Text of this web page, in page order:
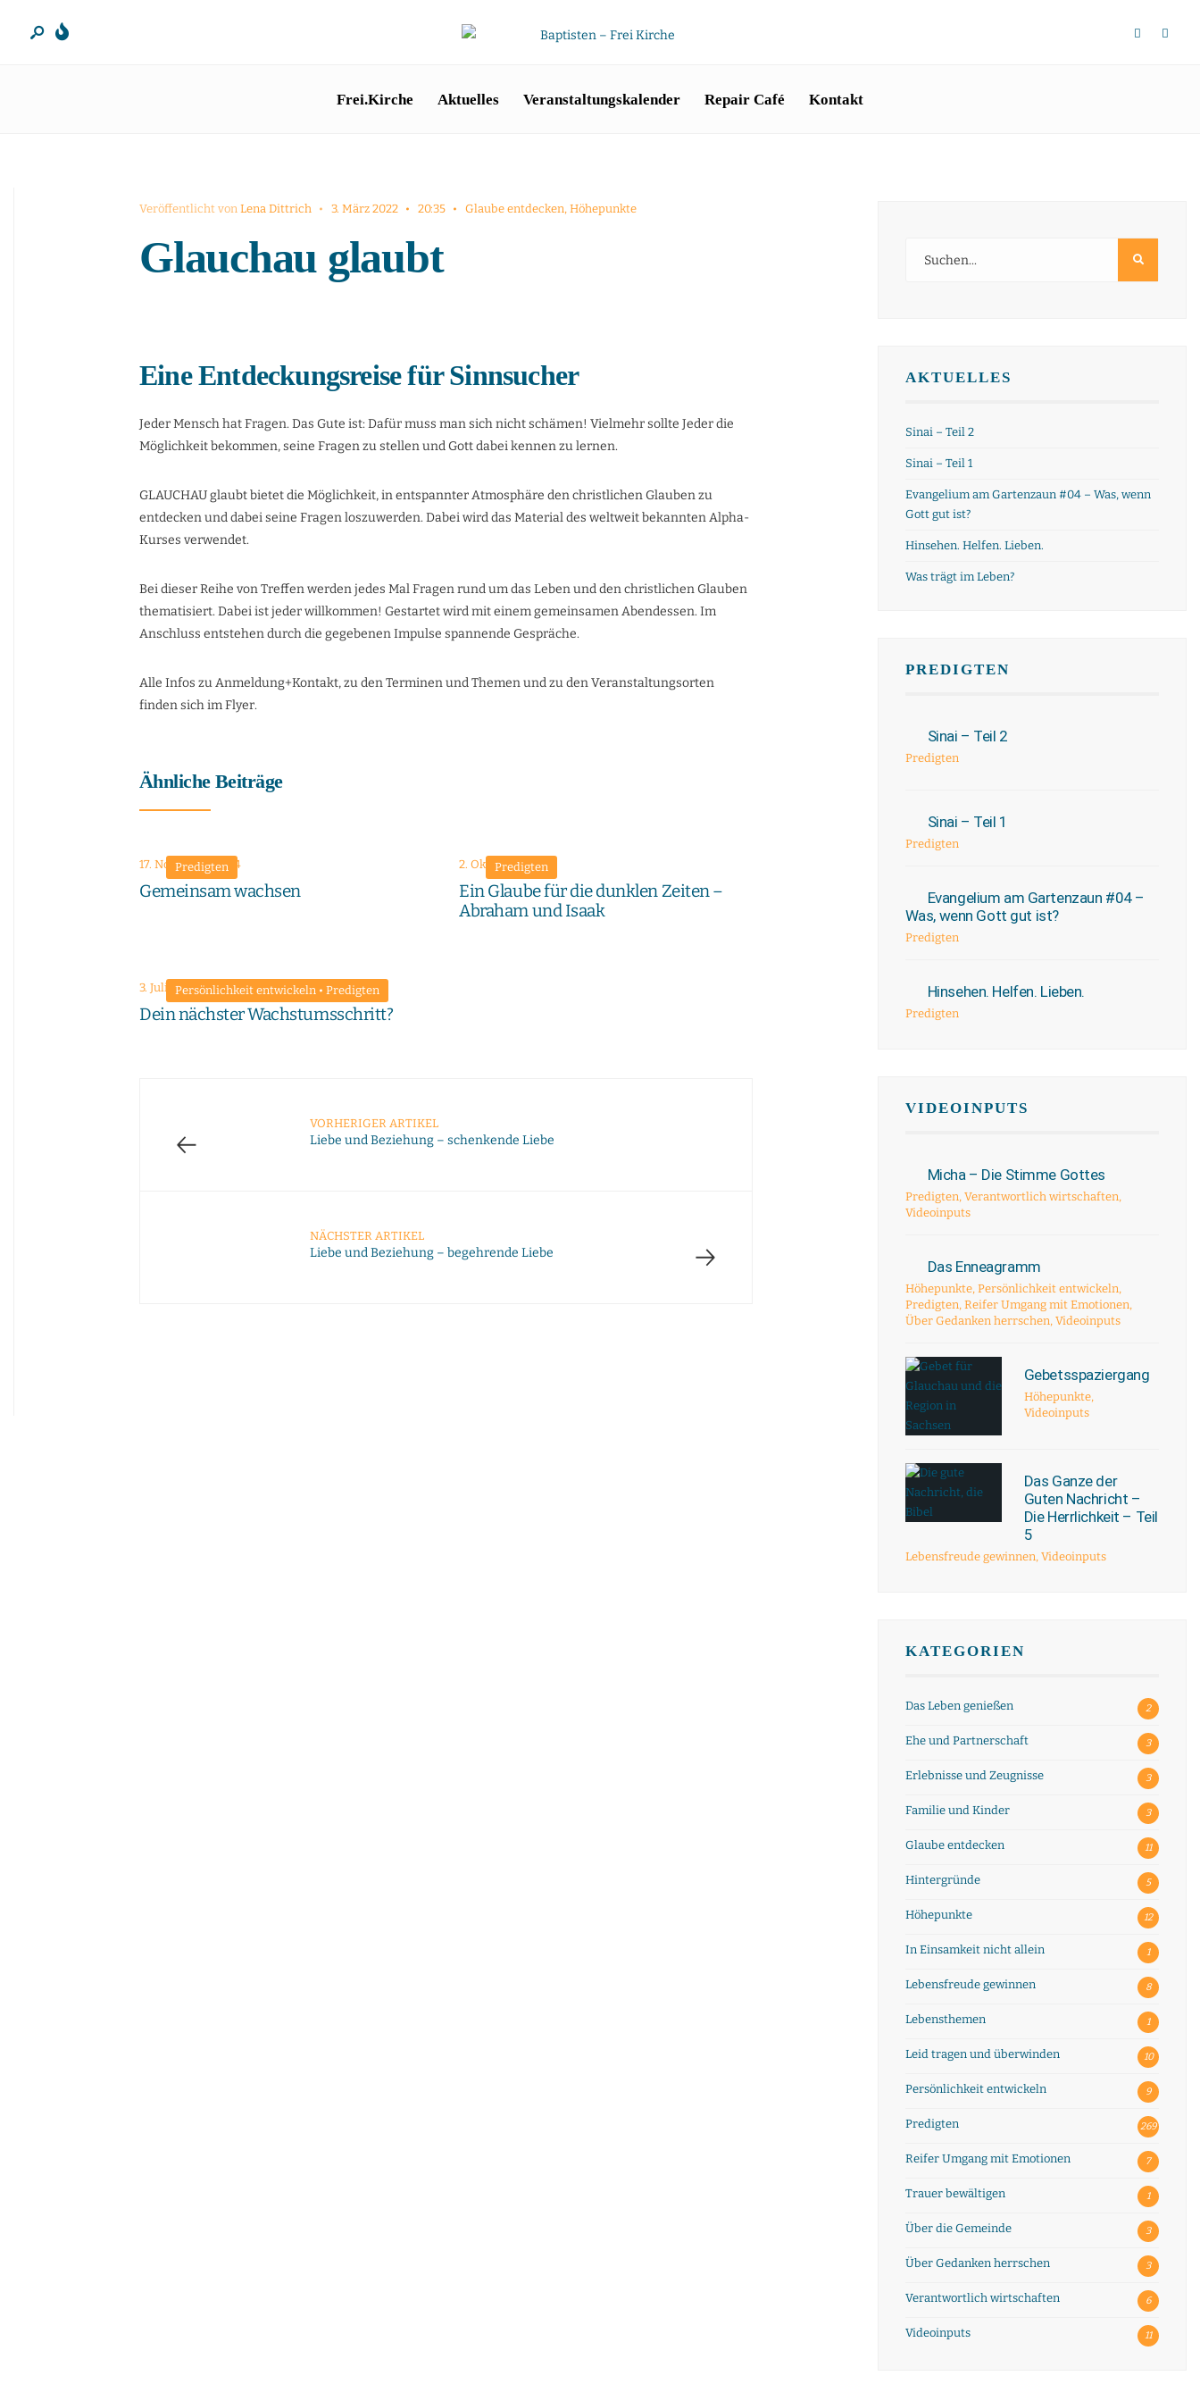
Frei.Kirche Aktuelles Veranstaltungskalender Repair Café Kontakt
Veröffentlicht von Lena Dittrich • 3. März 2022 • 20:35 • Glaube entdecken, Höhepunkte
Glauchau glaubt
Eine Entdeckungsreise für Sinnsucher
Jeder Mensch hat Fragen. Das Gute ist: Dafür muss man sich nicht schämen! Vielmehr sollte Jeder die
Möglichkeit bekommen, seine Fragen zu stellen und Gott dabei kennen zu lernen.
GLAUCHAU glaubt bietet die Möglichkeit, in entspannter Atmosphäre den christlichen Glauben zu
entdecken und dabei seine Fragen loszuwerden. Dabei wird das Material des weltweit bekannten Alpha-
Kurses verwendet.
Bei dieser Reihe von Treffen werden jedes Mal Fragen rund um das Leben und den christlichen Glauben
thematisiert. Dabei ist jeder willkommen! Gestartet wird mit einem gemeinsamen Abendessen. Im
Anschluss entstehen durch die gegebenen Impulse spannende Gespräche.
Alle Infos zu Anmeldung+Kontakt, zu den Terminen und Themen und zu den Veranstaltungsorten
finden sich im Flyer.
Ähnliche Beiträge
Predigten
17. November 2024
Gemeinsam wachsen
Predigten
2. Oktober 2022
Ein Glaube für die dunklen Zeiten –
Abraham und Isaak
Persönlichkeit entwickeln • Predigten
3. Juli 2022
Dein nächster Wachstumsschritt?
←
VORHERIGER ARTIKEL
Liebe und Beziehung – schenkende Liebe
→
NÄCHSTER ARTIKEL
Liebe und Beziehung – begehrende Liebe
AKTUELLES
Sinai – Teil 2
Sinai – Teil 1
Evangelium am Gartenzaun #04 – Was, wenn
Gott gut ist?
Hinsehen. Helfen. Lieben.
Was trägt im Leben?
PREDIGTEN
Sinai – Teil 2
Predigten
Sinai – Teil 1
Predigten
Evangelium am Gartenzaun #04 –
Was, wenn Gott gut ist?
Predigten
Hinsehen. Helfen. Lieben.
Predigten
VIDEOINPUTS
Micha – Die Stimme Gottes
Predigten, Verantwortlich wirtschaften,
Videoinputs
Das Enneagramm
Höhepunkte, Persönlichkeit entwickeln,
Predigten, Reifer Umgang mit Emotionen,
Über Gedanken herrschen, Videoinputs
Gebetsspaziergang
Höhepunkte,
Videoinputs
Das Ganze der
Guten Nachricht –
Die Herrlichkeit – Teil
5
Lebensfreude gewinnen, Videoinputs
KATEGORIEN
Das Leben genießen 2
Ehe und Partnerschaft 3
Erlebnisse und Zeugnisse 3
Familie und Kinder 3
Glaube entdecken 11
Hintergründe 5
Höhepunkte 12
In Einsamkeit nicht allein 1
Lebensfreude gewinnen 8
Lebensthemen 1
Leid tragen und überwinden 10
Persönlichkeit entwickeln 9
Predigten 269
Reifer Umgang mit Emotionen 7
Trauer bewältigen 1
Über die Gemeinde 3
Über Gedanken herrschen 3
Verantwortlich wirtschaften 6
Videoinputs 11